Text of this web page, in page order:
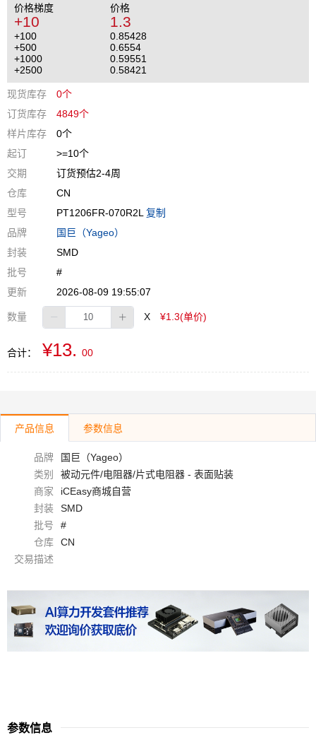
价格梯度 价格
+10 1.3
+100
0.85428
+500
0.6554
+1000
0.59551
+2500
0.58421
现货库存
0个
订货库存
4849个
样片库存
0个
起订
>=10个
交期
订货预估2-4周
仓库
CN
型号
PT1206FR-070R2L复制
品牌
国巨（Yageo）
封装
SMD
批号
#
更新
2026-08-09 19:55:07
数量 X ¥1.3(单价)
合计： ¥13. 00
产品信息 参数信息
品牌
国巨（Yageo）
类别
被动元件/电阻器/片式电阻器 - 表面贴装
商家
iCEasy商城自营
封装
SMD
批号
#
仓库
CN
交易描述
参数信息